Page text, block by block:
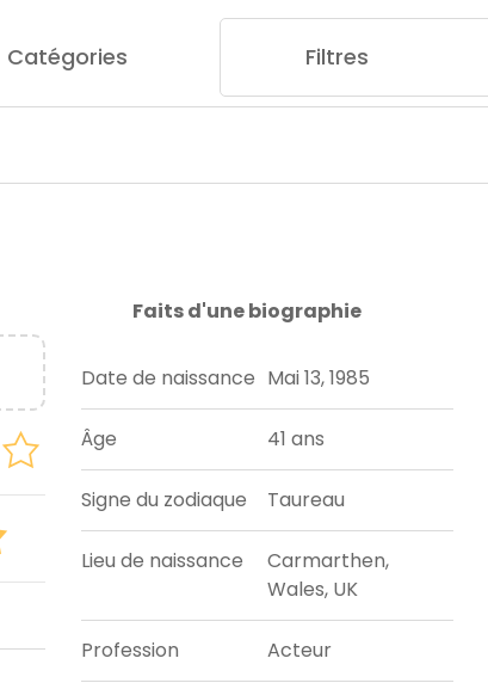
Catégories Filtres
Faits d'une biographie
Date de naissance Mai 13, 1985
Âge 41 ans
Signe du zodiaque Taureau
Lieu de naissance
Carmarthen,
Wales, UK
Profession Acteur